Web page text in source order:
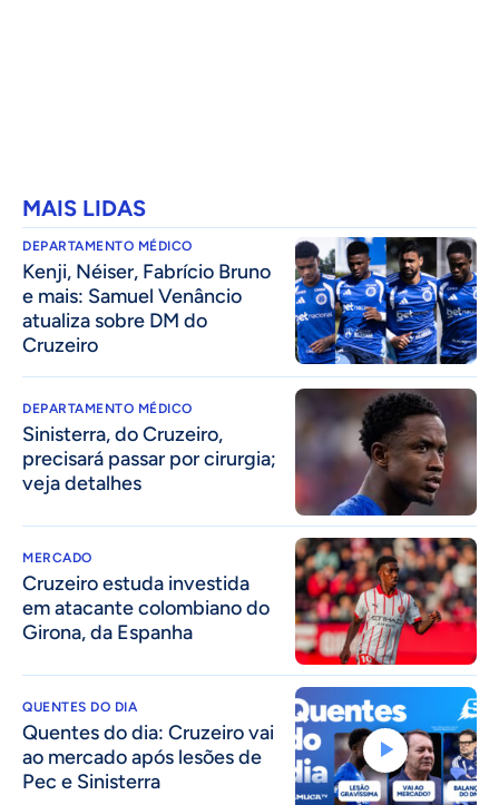
MAIS LIDAS
DEPARTAMENTO MÉDICO
Kenji, Néiser, Fabrício Bruno
e mais: Samuel Venâncio
atualiza sobre DM do
Cruzeiro
DEPARTAMENTO MÉDICO
Sinisterra, do Cruzeiro,
precisará passar por cirurgia;
veja detalhes
MERCADO
Cruzeiro estuda investida
em atacante colombiano do
Girona, da Espanha
QUENTES DO DIA
Quentes do dia: Cruzeiro vai
ao mercado após lesões de
Pec e Sinisterra